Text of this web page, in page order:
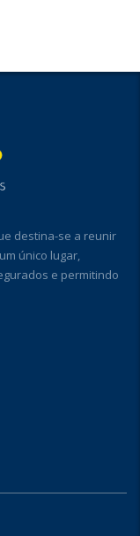
destina-se a reunir
único lugar,
e permitindo